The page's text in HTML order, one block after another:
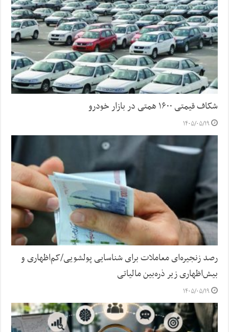
شکاف قیمتی ۱۶۰۰ همتی در بازار خودرو
۱۴۰۵/۰۵/۱۹
رصد زنجیره‌ای معاملات برای شناسایی پولشویی/کم‌اظهاری و
بیش‌اظهاری زیر ذره‌بین مالیاتی
۱۴۰۵/۰۵/۱۹